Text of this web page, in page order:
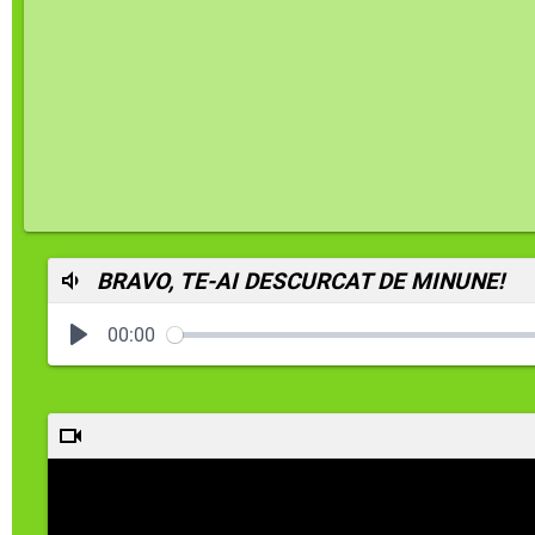
BRAVO, TE-AI DESCURCAT DE MINUNE!
00:00